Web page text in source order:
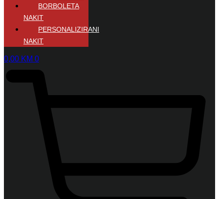
BORBOLETA
NAKIT
PERSONALIZIRANI
NAKIT
0,00 KM 0